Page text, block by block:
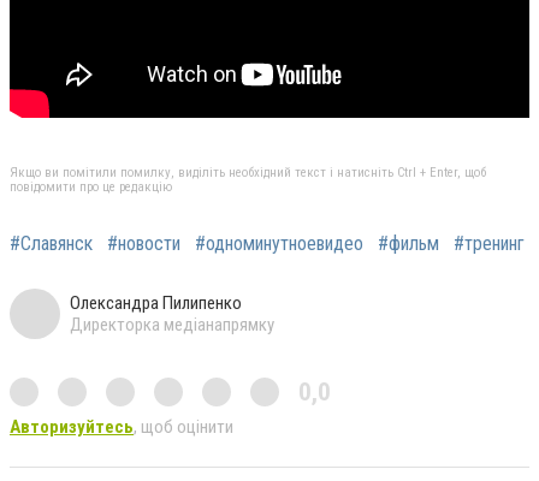
Якщо ви помітили помилку, виділіть необхідний текст і натисніть Ctrl + Enter, щоб
повідомити про це редакцію
#Славянск #новости #одноминутноевидео #фильм #тренинг
Олександра Пилипенко
Директорка медіанапрямку
0,0
Авторизуйтесь, щоб оцінити